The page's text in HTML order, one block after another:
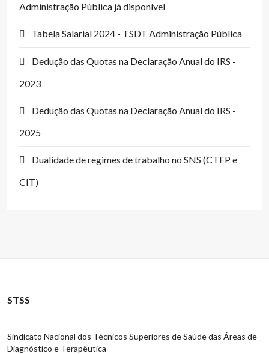
Administração Pública já disponível
Tabela Salarial 2024 - TSDT Administração Pública
Dedução das Quotas na Declaração Anual do IRS -
2023
Dedução das Quotas na Declaração Anual do IRS -
2025
Dualidade de regimes de trabalho no SNS (CTFP e
CIT)
STSS
Sindicato Nacional dos Técnicos Superiores de Saúde das Áreas de
Diagnóstico e Terapêutica